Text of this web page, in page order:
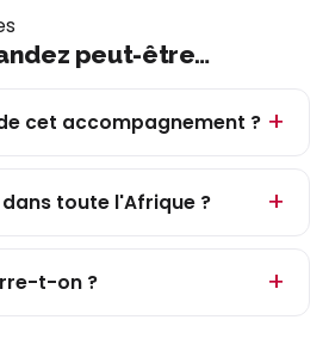
peut-être…
cet accompagnement ?
toute l'Afrique ?
t-on ?